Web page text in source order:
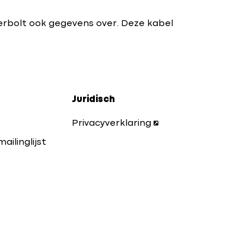
ook gegevens over. Deze kabel
Juridisch
Privacyverklaring